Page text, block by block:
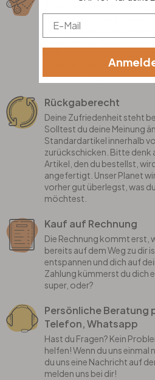
Bei uns erhältst du
Lieblingsspruch, dein
Oder bist du auf der Suche
Teppich, der perfekt in
einfach, was du dir
Rückgaberecht
Deine Zufriedenheit steht
Solltest du deine Meinung
Standardartikel innerhalb
zurückschicken. Bitte denk
Artikel, den du bestellst,
angefertigt. Unser Planet
vorher gut überlegst, was
möchtest.
Kauf auf Rechnung
Die Rechnung kommt erst,
bereits auf dem Weg zu dir
entspannen und dich auf
Zahlung kümmerst du dich
super, oder?
Persönliche Beratung
Telefon, Whatsapp
Hast du Fragen? Kein
helfen! Wenn du uns
du uns eine Nachricht auf
melden uns bei dir!
Email